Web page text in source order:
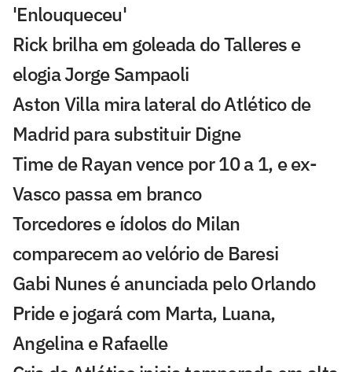
'Enlouqueceu'
Rick brilha em goleada do Talleres e
elogia Jorge Sampaoli
Aston Villa mira lateral do Atlético de
Madrid para substituir Digne
Time de Rayan vence por 10 a 1, e ex-
Vasco passa em branco
Torcedores e ídolos do Milan
comparecem ao velório de Baresi
Gabi Nunes é anunciada pelo Orlando
Pride e jogará com Marta, Luana,
Angelina e Rafaelle